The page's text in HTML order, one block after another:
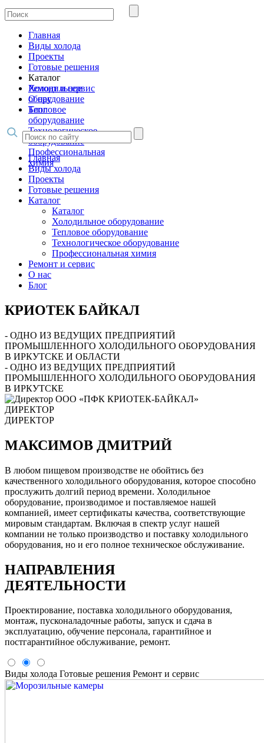
Главная
Виды холода
Проекты
Готовые решения
Каталог
Холодильное
оборудование
Тепловое
оборудование
Технологическое
оборудование
Профессиональная
химия
Ремонт и сервис
О нас
Блог
Главная
Виды холода
Проекты
Готовые решения
Каталог
Каталог
Холодильное оборудование
Тепловое оборудование
Технологическое оборудование
Профессиональная химия
Ремонт и сервис
О нас
Блог
КРИОТЕК БАЙКАЛ
- ОДНО ИЗ ВЕДУЩИХ ПРЕДПРИЯТИЙ
ПРОМЫШЛЕННОГО ХОЛОДИЛЬНОГО ОБОРУДОВАНИЯ
В ИРКУТСКЕ И ОБЛАСТИ
- ОДНО ИЗ ВЕДУЩИХ ПРЕДПРИЯТИЙ
ПРОМЫШЛЕННОГО ХОЛОДИЛЬНОГО ОБОРУДОВАНИЯ
В ИРКУТСКЕ
ДИРЕКТОР
ДИРЕКТОР
МАКСИМОВ ДМИТРИЙ
В любом пищевом производстве не обойтись без
качественного холодильного оборудования, которое способно
прослужить долгий период времени. Холодильное
оборудование, производимое и поставляемое нашей
компанией, имеет сертификаты качества, соответствующие
мировым стандартам. Включая в спектр услуг нашей
компании не только производство и поставку холодильного
оборудования, но и его полное техническое обслуживание.
НАПРАВЛЕНИЯ
ДЕЯТЕЛЬНОСТИ
Проектирование, поставка холодильного оборудования,
монтаж, пусконаладочные работы, запуск и сдача в
эксплуатацию, обучение персонала, гарантийное и
постгарантийное обслуживание, ремонт.
Виды холода Готовые решения Ремонт и сервис